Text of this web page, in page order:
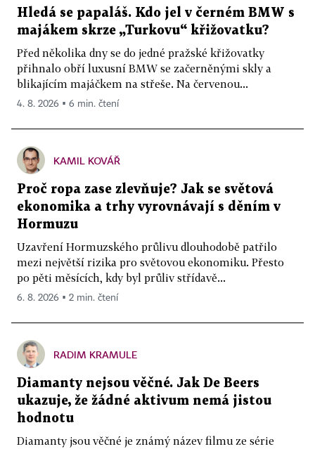
Hledá se papaláš. Kdo jel v černém BMW s
majákem skrze „Turkovu“ křižovatku?
Před několika dny se do jedné pražské křižovatky
přihnalo obří luxusní BMW se začerněnými skly a
blikajícím majáčkem na střeše. Na červenou...
4. 8. 2026 ▪ 6 min. čtení
KAMIL KOVÁŘ
Proč ropa zase zlevňuje? Jak se světová
ekonomika a trhy vyrovnávají s děním v
Hormuzu
Uzavření Hormuzského průlivu dlouhodobě patřilo
mezi největší rizika pro světovou ekonomiku. Přesto
po pěti měsících, kdy byl průliv střídavě...
6. 8. 2026 ▪ 2 min. čtení
RADIM KRAMULE
Diamanty nejsou věčné. Jak De Beers
ukazuje, že žádné aktivum nemá jistou
hodnotu
Diamanty jsou věčné je známý název filmu ze série